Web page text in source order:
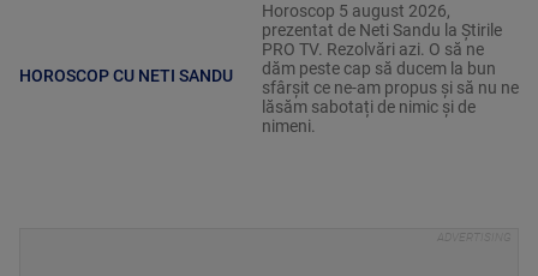
HOROSCOP CU NETI SANDU
Horoscop 5 august 2026,
prezentat de Neti Sandu la Știrile
PRO TV. Rezolvări azi. O să ne
dăm peste cap să ducem la bun
sfârșit ce ne-am propus și să nu ne
lăsăm sabotați de nimic și de
nimeni.